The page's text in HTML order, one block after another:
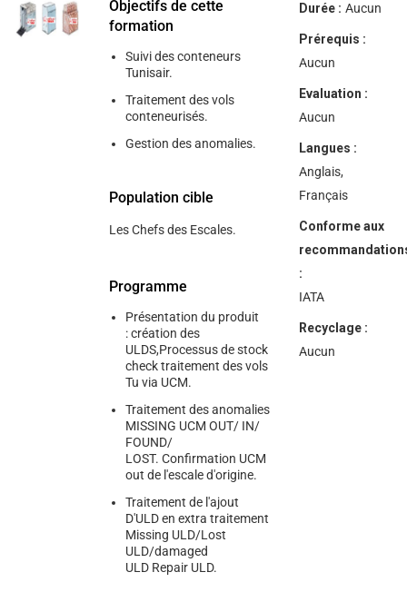
help
you
navigate
Objectifs de cette
formation
Suivi des conteneurs
Tunisair.
Traitement des vols
conteneurisés.
Gestion des anomalies.
Population cible
Les Chefs des Escales.
Programme
Présentation du produit
: création des
ULDS,Processus de stock
check traitement des vols
Tu via UCM.
Traitement des anomalies
MISSING UCM OUT/ IN/
FOUND/
LOST. Confirmation UCM
out de l'escale d'origine.
Traitement de l'ajout
D'ULD en extra traitement
Missing ULD/Lost
ULD/damaged
ULD Repair ULD.
Durée : Aucun
Prérequis :
Aucun
Evaluation :
Aucun
Langues :
Anglais,
Français
Conforme aux
:
IATA
Recyclage :
Aucun